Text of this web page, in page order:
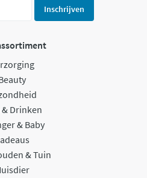
Inschrijven
& Drinken
& Baby
& Tuin